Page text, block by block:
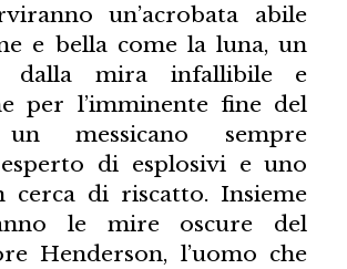
un’acrobata abile
e bella come la luna, un
dalla mira infallibile e
per l’imminente fine del
messicano sempre
di esplosivi e uno
cerca di riscatto. Insieme
le mire oscure del
Henderson, l’uomo che